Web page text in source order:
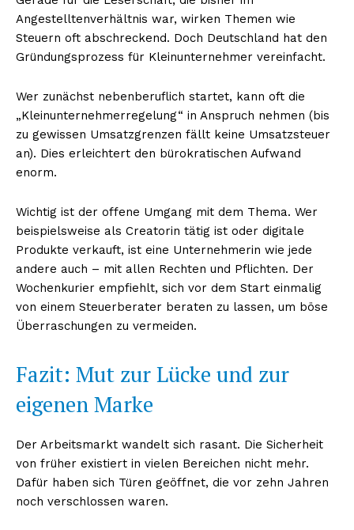
Erhalte unseren
Angestelltenverhältnis war, wirken Themen wie
Steuern oft abschreckend. Doch Deutschland hat den
Gründungsprozess für Kleinunternehmer vereinfacht.
Wer zunächst nebenberuflich startet, kann oft die
„Kleinunternehmerregelung“ in Anspruch nehmen (bis
zu gewissen Umsatzgrenzen fällt keine Umsatzsteuer
an). Dies erleichtert den bürokratischen Aufwand
enorm.
Wichtig ist der offene Umgang mit dem Thema. Wer
beispielsweise als Creatorin tätig ist oder digitale
Produkte verkauft, ist eine Unternehmerin wie jede
andere auch – mit allen Rechten und Pflichten. Der
Wochenkurier empfiehlt, sich vor dem Start einmalig
von einem Steuerberater beraten zu lassen, um böse
Überraschungen zu vermeiden.
Fazit: Mut zur Lücke und zur
eigenen Marke
Der Arbeitsmarkt wandelt sich rasant. Die Sicherheit
von früher existiert in vielen Bereichen nicht mehr.
Dafür haben sich Türen geöffnet, die vor zehn Jahren
noch verschlossen waren.